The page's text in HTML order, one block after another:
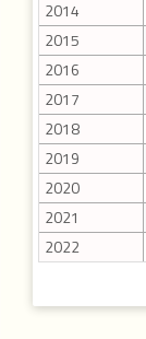
2014
2015
2016
2017
2018
2019
2020
2021
2022